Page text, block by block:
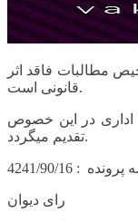
مطالبات فاقد اثر
قانونی است.
اداری در این خصوص
تقدیم میگردد.
: 4241/90/16
رای دیوان